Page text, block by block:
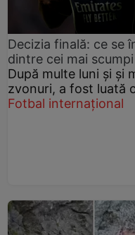
Decizia finală: ce se
dintre cei mai
După multe luni și și
zvonuri, a fost luată
Fotbal internațional